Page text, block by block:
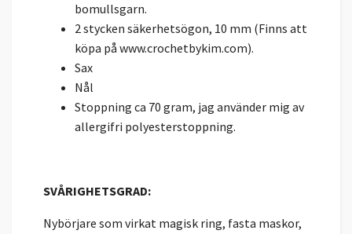
bomullsgarn.
2 stycken säkerhetsögon, 10 mm (Finns att
köpa på www.crochetbykim.com).
Sax
Nål
Stoppning ca 70 gram, jag använder mig av
allergifri polyesterstoppning.
SVÅRIGHETSGRAD:
Nybörjare som virkat magisk ring, fasta maskor,